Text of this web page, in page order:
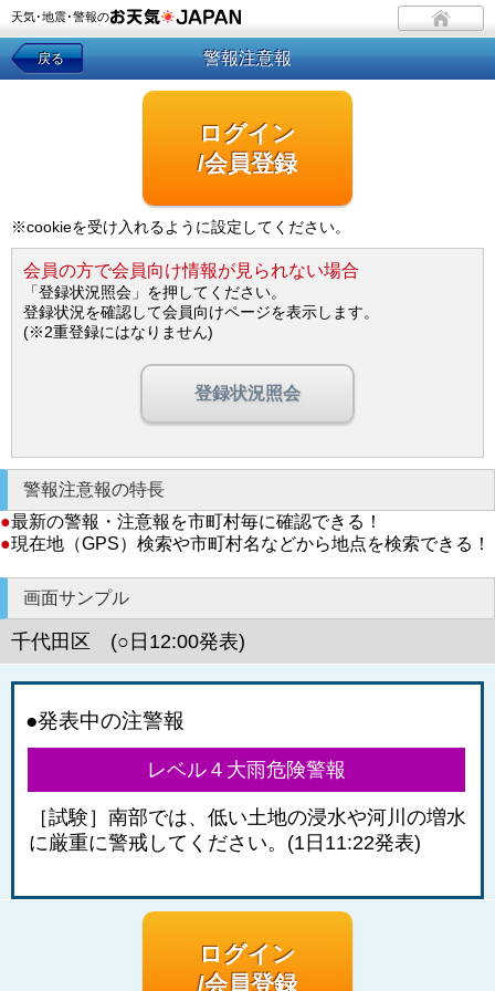
天気･地震･警報の
戻る 警報注意報
ログイン
/会員登録
※cookieを受け入れるように設定してください。
会員の方で会員向け情報が見られない場合
「登録状況照会」を押してください。
登録状況を確認して会員向けページを表示します。
(※2重登録にはなりません)
登録状況照会
警報注意報の特長
●最新の警報・注意報を市町村毎に確認できる！
●現在地（GPS）検索や市町村名などから地点を検索できる！
画面サンプル
千代田区 (○日12:00発表)
●発表中の注警報
レベル４大雨危険警報
［試験］南部では、低い土地の浸水や河川の増水
に厳重に警戒してください。(1日11:22発表)
ログイン
/会員登録